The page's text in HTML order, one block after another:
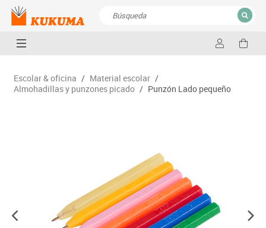
CERRAR
Escolar & oficina / Material escolar /
Almohadillas y punzones picado / Punzón Lado pequeño